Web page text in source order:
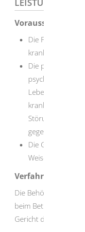
Voraussetzungen
Die Person ist
krank oder
Die psychisch
psychischen
Leben oder ihre
kranke Person
Störung oder
gegenwärtige
Die Gefährdung
Weise
Verfahrensablauf
Die Behörde muss
beim
Gericht diese